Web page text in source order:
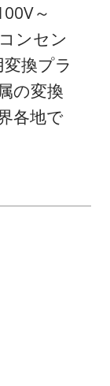
～
ンセン
換プラ
の変換
各地で